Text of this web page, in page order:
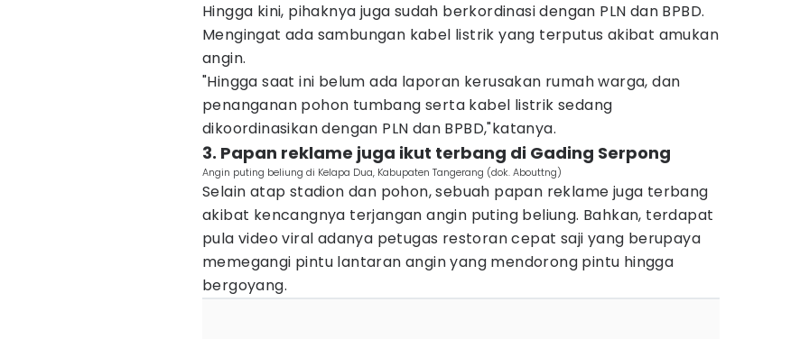
Hingga kini, pihaknya juga sudah berkordinasi dengan PLN dan BPBD.
Mengingat ada sambungan kabel listrik yang terputus akibat amukan
angin.
"Hingga saat ini belum ada laporan kerusakan rumah warga, dan
penanganan pohon tumbang serta kabel listrik sedang
dikoordinasikan dengan PLN dan BPBD,"katanya.
3. Papan reklame juga ikut terbang di Gading Serpong
Angin puting beliung di Kelapa Dua, Kabupaten Tangerang (dok. Abouttng)
Selain atap stadion dan pohon, sebuah papan reklame juga terbang
akibat kencangnya terjangan angin puting beliung. Bahkan, terdapat
pula video viral adanya petugas restoran cepat saji yang berupaya
memegangi pintu lantaran angin yang mendorong pintu hingga
bergoyang.